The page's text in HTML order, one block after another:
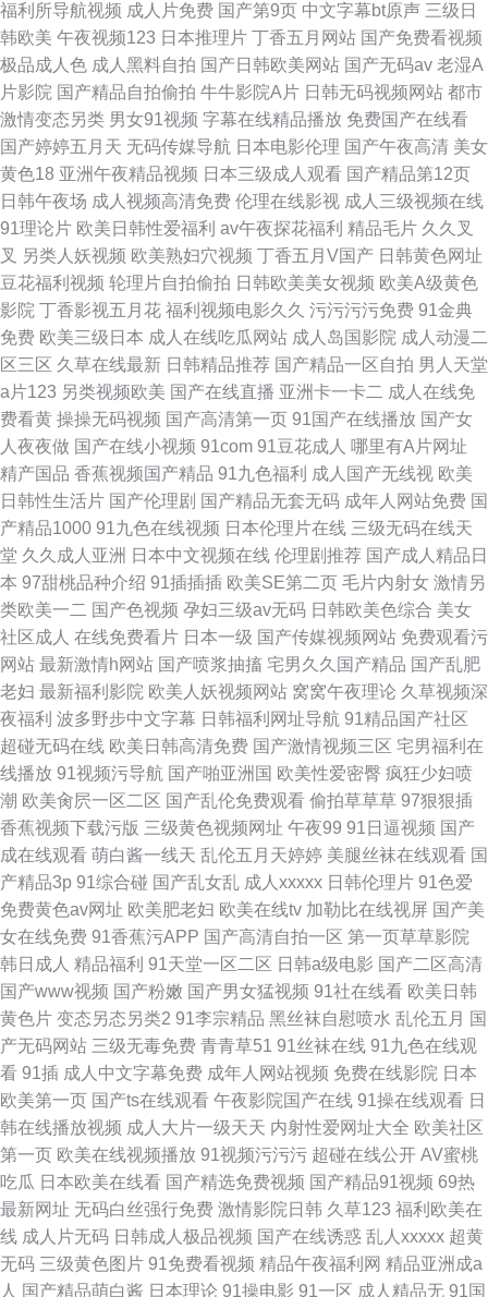
福利所导航视频 成人片免费 国产第9页 中文字幕bt原声 三级日
韩欧美 午夜视频123 日本推理片 丁香五月网站 国产免费看视频
极品成人色 成人黑料自拍 国产日韩欧美网站 国产无码av 老湿A
片影院 国产精品自拍偷拍 牛牛影院A片 日韩无码视频网站 都市
激情变态另类 男女91视频 字幕在线精品播放 免费国产在线看
国产婷婷五月天 无码传媒导航 日本电影伦理 国产午夜高清 美女
黄色18 亚洲午夜精品视频 日本三级成人观看 国产精品第12页
日韩午夜场 成人视频高清免费 伦理在线影视 成人三级视频在线
91理论片 欧美日韩性爱福利 av午夜探花福利 精品毛片 久久叉
叉 另类人妖视频 欧美熟妇穴视频 丁香五月V国产 日韩黄色网址
豆花福利视频 轮理片自拍偷拍 日韩欧美美女视频 欧美A级黄色
影院 丁香影视五月花 福利视频电影久久 污污污污免费 91金典
免费 欧美三级日本 成人在线吃瓜网站 成人岛国影院 成人动漫二
区三区 久草在线最新 日韩精品推荐 国产精品一区自拍 男人天堂
a片123 另类视频欧美 国产在线直播 亚洲卡一卡二 成人在线免
费看黄 操操无码视频 国产高清第一页 91国产在线播放 国产女
人夜夜做 国产在线小视频 91com 91豆花成人 哪里有A片网址
精产国品 香蕉视频国产精品 91九色福利 成人国产无线视 欧美
日韩性生活片 国产伦理剧 国产精品无套无码 成年人网站免费 国
产精品1000 91九色在线视频 日本伦理片在线 三级无码在线天
堂 久久成人亚洲 日本中文视频在线 伦理剧推荐 国产成人精品日
本 97甜桃品种介绍 91插插插 欧美SE第二页 毛片内射女 激情另
类欧美一二 国产色视频 孕妇三级av无码 日韩欧美色综合 美女
社区成人 在线免费看片 日本一级 国产传媒视频网站 免费观看污
网站 最新激情h网站 国产喷浆抽搐 宅男久久国产精品 国产乱肥
老妇 最新福利影院 欧美人妖视频网站 窝窝午夜理论 久草视频深
夜福利 波多野步中文字幕 日韩福利网址导航 91精品国产社区
超碰无码在线 欧美日韩高清免费 国产激情视频三区 宅男福利在
线播放 91视频污导航 国产啪亚洲国 欧美性爱密臀 疯狂少妇喷
潮 欧美肏屄一区二区 国产乱伦免费观看 偷拍草草草 97狠狠插
香蕉视频下载污版 三级黄色视频网址 午夜99 91日逼视频 国产
成在线观看 萌白酱一线天 乱伦五月天婷婷 美腿丝袜在线观看 国
产精品3p 91综合碰 国产乱女乱 成人xxxxx 日韩伦理片 91色爱
免费黄色av网址 欧美肥老妇 欧美在线tv 加勒比在线视屏 国产美
女在线免费 91香蕉污APP 国产高清自拍一区 第一页草草影院
韩日成人 精品福利 91天堂一区二区 日韩a级电影 国产二区高清
国产www视频 国产粉嫩 国产男女猛视频 91社在线看 欧美日韩
黄色片 变态另态另类2 91李宗精品 黑丝袜自慰喷水 乱伦五月 国
产无码网站 三级无毒免费 青青草51 91丝袜在线 91九色在线观
看 91插 成人中文字幕免费 成年人网站视频 免费在线影院 日本
欧美第一页 国产ts在线观看 午夜影院国产在线 91操在线观看 日
韩在线播放视频 成人大片一级天天 内射性爱网址大全 欧美社区
第一页 欧美在线视频播放 91视频污污污 超碰在线公开 AV蜜桃
吃瓜 日本欧美在线看 国产精选免费视频 国产精品91视频 69热
最新网址 无码白丝强行免费 激情影院日韩 久草123 福利欧美在
线 成人片无码 日韩成人极品视频 国产在线诱惑 乱人xxxxx 超黄
无码 三级黄色图片 91免费看视频 精品午夜福利网 精品亚洲成a
人 国产精品萌白酱 日本理论 91操电影 91一区 成人精品无 91国